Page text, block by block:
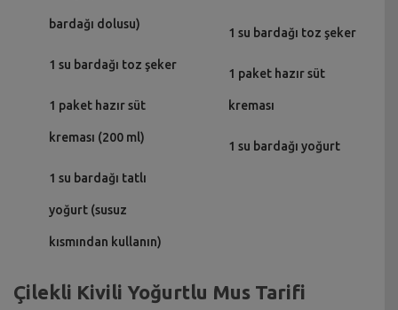
bardağı dolusu)
1 su bardağı toz şeker
1 paket hazır süt
kreması (200 ml)
1 su bardağı tatlı
yoğurt (susuz
kısmından kullanın)
1 su bardağı toz şeker
1 paket hazır süt
kreması
1 su bardağı yoğurt
Çilekli Kivili Yoğurtlu Mus Tarifi